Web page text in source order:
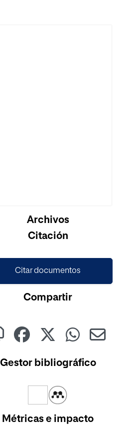
Archivos
Citación
Citar documentos
Compartir
Gestor bibliográfico
Métricas e impacto